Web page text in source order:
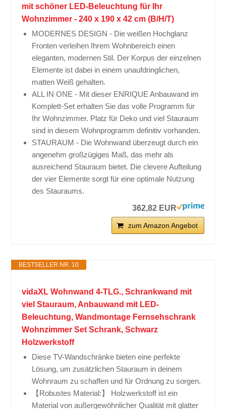
mit schöner LED-Beleuchtung für Ihr
Wohnzimmer - 240 x 190 x 42 cm (B/H/T)
MODERNES DESIGN - Die weißen Hochglanz
Fronten verleihen Ihrem Wohnbereich einen
eleganten, modernen Stil. Der Korpus der einzelnen
Elemente ist dabei in einem unaufdringlichen,
matten Weiß gehalten.
ALL IN ONE - Mit dieser ENRIQUE Anbauwand im
Komplett-Set erhalten Sie das volle Programm für
Ihr Wohnzimmer. Platz für Deko und viel Stauraum
sind in diesem Wohnprogramm definitiv vorhanden.
STAURAUM - Die Wohnwand überzeugt durch ein
angenehm großzügiges Maß, das mehr als
ausreichend Stauraum bietet. Die clevere Aufteilung
der vier Elemente sorgt für eine optimale Nutzung
des Stauraums.
362,82 EUR
zum Amazon Angebot
BESTSELLER NR. 10
vidaXL Wohnwand 4-TLG., Schrankwand mit
viel Stauraum, Anbauwand mit LED-
Beleuchtung, Wandmontage Fernsehschrank
Wohnzimmer Set Schrank, Schwarz
Holzwerkstoff
Diese TV-Wandschränke bieten eine perfekte
Lösung, um zusätzlichen Stauraum in deinem
Wohnraum zu schaffen und für Ordnung zu sorgen.
【Robustes Material:】 Holzwerkstoff ist ein
Material von außergewöhnlicher Qualität mit glatter